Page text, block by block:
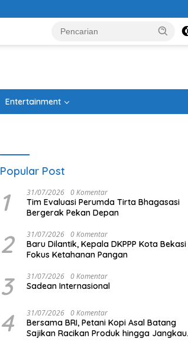
Entertainment
Popular Post
1 31/07/2026 0 Komentar
Tim Evaluasi Perumda Tirta Bhagasasi
Bergerak Pekan Depan
2 31/07/2026 0 Komentar
Baru Dilantik, Kepala DKPPP Kota Bekasi
Fokus Ketahanan Pangan
3 31/07/2026 0 Komentar
Sadean Internasional
4 31/07/2026 0 Komentar
Bersama BRI, Petani Kopi Asal Batang
Sajikan Racikan Produk hingga Jangkau